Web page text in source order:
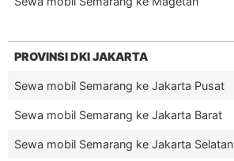
PROVINSI DKI JAKARTA
Sewa mobil Semarang ke Jakarta Pusat
Sewa mobil Semarang ke Jakarta Barat
Sewa mobil Semarang ke Jakarta Selatan